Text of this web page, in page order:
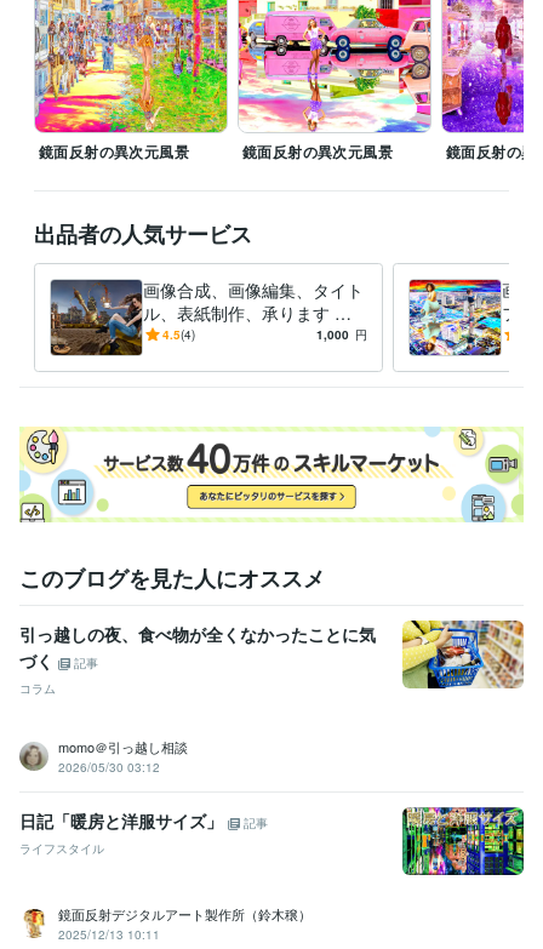
東京都立工芸高等学校 1988年3月 ~ 1990年2月
鏡面反射の異次元風景 鏡面反射の異次元風景 鏡面反射の異
出品者の人気サービス
画像合成、画像編集、タイト
ル、表紙制作、承ります シ
ュールで異次元な世界の空間
4.5(4) 1,000 円
画像
フト
で、
このブログを見た人にオススメ
引っ越しの夜、食べ物が全くなかったことに気
づく
記事
コラム
momo＠引っ越し相談
2026/05/30 03:12
日記「暖房と洋服サイズ」
記事
ライフスタイル
鏡面反射デジタルアート製作所（鈴木穣）
2025/12/13 10:11